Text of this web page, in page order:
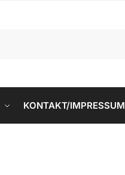
KONTAKT/IMPRESSUM